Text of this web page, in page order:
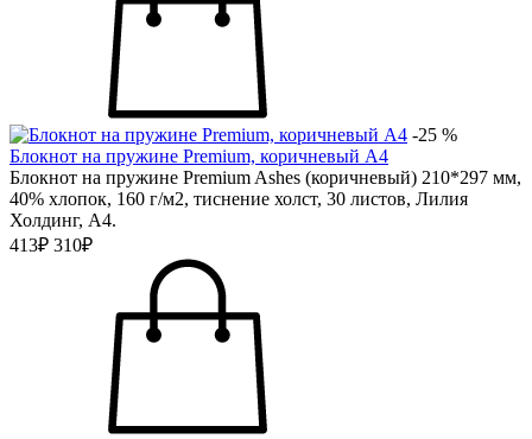
-25 %
Блокнот на пружине Premium, коричневый А4
Блокнот на пружине Premium Ashes (коричневый) 210*297 мм,
40% хлопок, 160 г/м2, тиснение холст, 30 листов, Лилия
Холдинг, А4.
413₽ 310₽